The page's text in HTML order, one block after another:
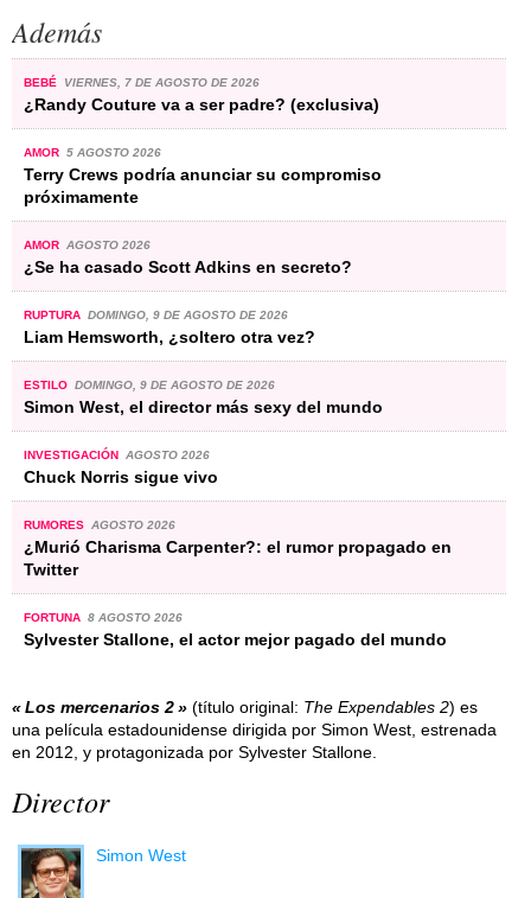
Además
BEBÉ VIERNES, 7 DE AGOSTO DE 2026
¿Randy Couture va a ser padre? (exclusiva)
AMOR 5 AGOSTO 2026
Terry Crews podría anunciar su compromiso
próximamente
AMOR AGOSTO 2026
¿Se ha casado Scott Adkins en secreto?
RUPTURA DOMINGO, 9 DE AGOSTO DE 2026
Liam Hemsworth, ¿soltero otra vez?
ESTILO DOMINGO, 9 DE AGOSTO DE 2026
Simon West, el director más sexy del mundo
INVESTIGACIÓN AGOSTO 2026
Chuck Norris sigue vivo
RUMORES AGOSTO 2026
¿Murió Charisma Carpenter?: el rumor propagado en
Twitter
FORTUNA 8 AGOSTO 2026
Sylvester Stallone, el actor mejor pagado del mundo
Los mercenarios 2 (título original: The Expendables 2) es
una película estadounidense dirigida por Simon West, estrenada
en 2012, y protagonizada por Sylvester Stallone.
Director
Simon West